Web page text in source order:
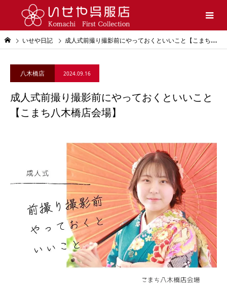
いせや日記 成人式前撮り撮影前にやっておくといいこと【こまち八木橋店会場】
八木橋店 2024.09.16
成人式前撮り撮影前にやっておくといいこと
【こまち八木橋店会場】